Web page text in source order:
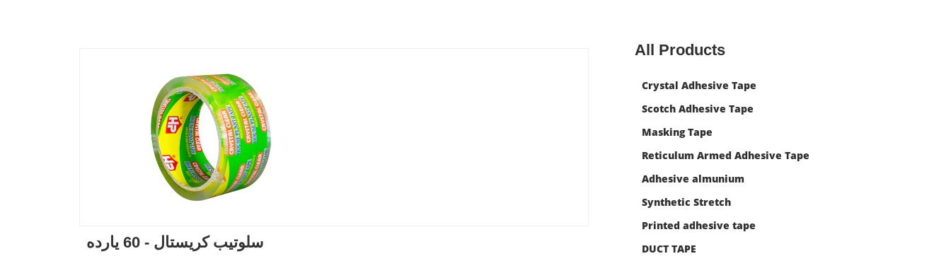
سلوتيب كريستال - 60 يارده
All Products
Crystal Adhesive Tape
Scotch Adhesive Tape
Masking Tape
Reticulum Armed Adhesive Tape
Adhesive almunium
Synthetic Stretch
Printed adhesive tape
DUCT TAPE